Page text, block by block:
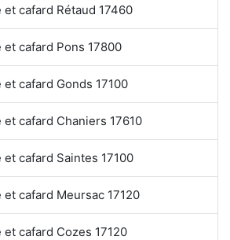
cafard Rétaud 17460
cafard Pons 17800
cafard Gonds 17100
cafard Chaniers 17610
cafard Saintes 17100
cafard Meursac 17120
cafard Cozes 17120